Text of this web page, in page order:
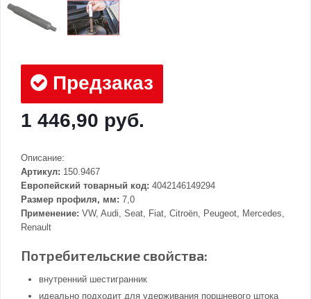
Предзаказ
1 446,90 руб.
Описание:
Артикул: 150.9467
Европейский товарный код: 4042146149294
Размер профиля, мм: 7,0
Применение: VW, Audi, Seat, Fiat, Citroën, Peugeot, Mercedes,
Renault
Потребительские свойства:
внутренний шестигранник
идеально подходит для удерживания поршневого штока